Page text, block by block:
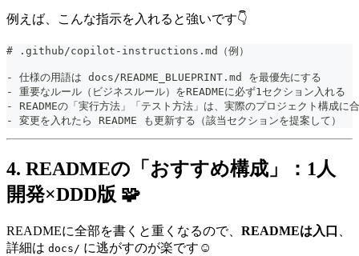
例えば、こんな指示を入れると強いです👇
# .github/copilot-instructions.md（例）
-
仕様の用語は docs/README_BLUEPRINT.md を最優先にする
-
重要なルール（ビジネスルール）をREADMEに必ず1セクション入れる
-
READMEの「実行方法」「テスト方法」は、実際のプロジェクト構成に
-
変更を入れたら README も更新する（該当セクションを提案して）
4. READMEの「おすすめ構成」：1人
開発×DDD版 🧩
READMEに全部を書くと重くなるので、 READMEは入口
詳細は docs/ に逃がすのが楽です☺️